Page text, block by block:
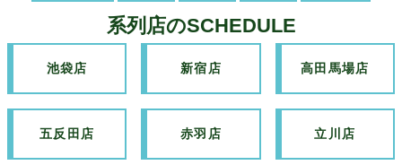
系列店のSCHEDULE
池袋店 新宿店 高田馬場店
五反田店 赤羽店 立川店